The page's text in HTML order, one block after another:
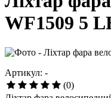
WF1509 5
Артикул: -
(0)